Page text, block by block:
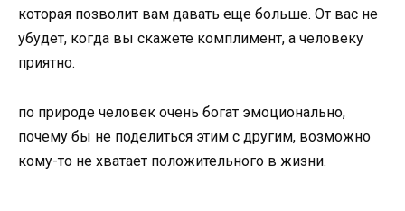
которая позволит вам давать еще больше. От вас не
убудет, когда вы скажете комплимент, а человеку
приятно.
по природе человек очень богат эмоционально,
почему бы не поделиться этим с другим, возможно
кому-то не хватает положительного в жизни.